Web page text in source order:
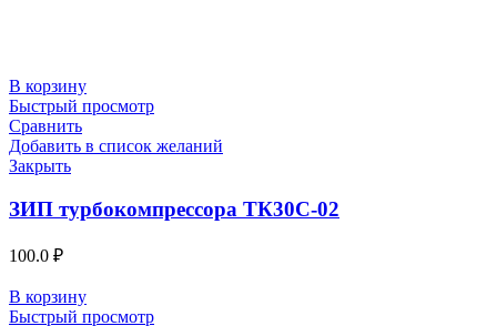
В корзину
Быстрый просмотр
Сравнить
Добавить в список желаний
Закрыть
ЗИП турбокомпрессора ТК30С-02
100.0 ₽
В корзину
Быстрый просмотр